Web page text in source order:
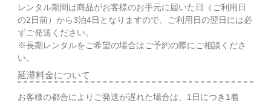
レンタル期間は商品がお客様のお手元に届いた日（ご利用日
の2日前）から3泊4日となりますので、ご利用日の翌日には必
ずご発送ください。
※長期レンタルをご希望の場合はご予約の際にご相談くださ
い。
延滞料金について
お客様の都合によりご発送が遅れた場合は、1日につき1着